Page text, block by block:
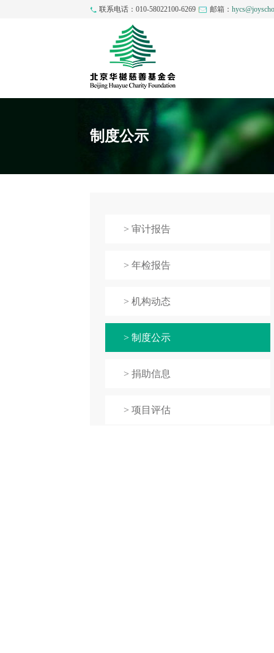
联系电话：010-58022100-6269 邮箱：
制度公示
> 审计报告
> 年检报告
> 机构动态
> 制度公示
> 捐助信息
> 项目评估